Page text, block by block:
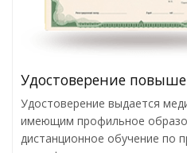
Удостоверение
Удостоверение выдается
имеющим профильное
дистанционное обучение по